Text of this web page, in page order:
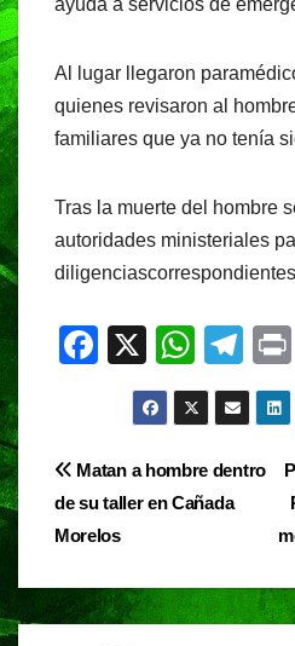
Al lugar llegaron
quienes revisaron al
familiares que ya no tenía
Tras la muerte del hombre
autoridades ministeriales
F
e
b
o
o
k
X
W
h
at
s
A
p
T
el
e
gr
Navegación
de
entradas
Matan a hombre dentro
de su taller en Cañada
Morelos